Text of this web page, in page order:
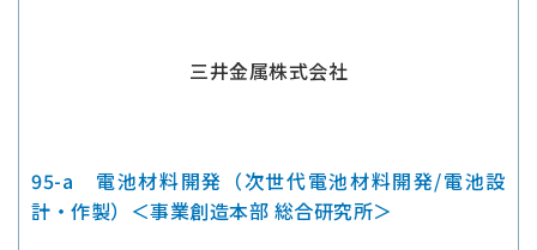
三井金属株式会社
95-a 電池材料開発（次世代電池材料開発/電池設
計・作製）＜事業創造本部 総合研究所＞